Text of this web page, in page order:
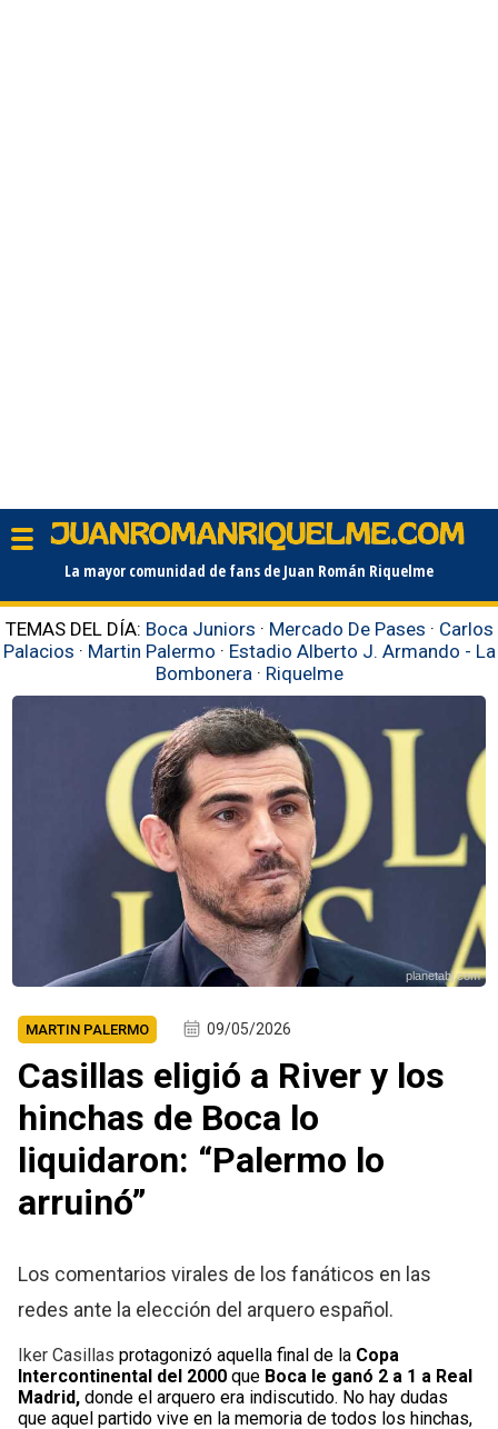
La mayor comunidad de fans de Juan Román Riquelme
TEMAS DEL DÍA: Boca Juniors · Mercado De Pases · Carlos
Palacios · Martin Palermo · Estadio Alberto J. Armando - La
Bombonera · Riquelme
planetabj.com
MARTIN PALERMO 09/05/2026
Casillas eligió a River y los
hinchas de Boca lo
liquidaron: “Palermo lo
arruinó”
Los comentarios virales de los fanáticos en las
redes ante la elección del arquero español.
Iker Casillas protagonizó aquella final de la Copa
Intercontinental del 2000 que Boca le ganó 2 a 1 a Real
Madrid, donde el arquero era indiscutido. No hay dudas
que aquel partido vive en la memoria de todos los hinchas,